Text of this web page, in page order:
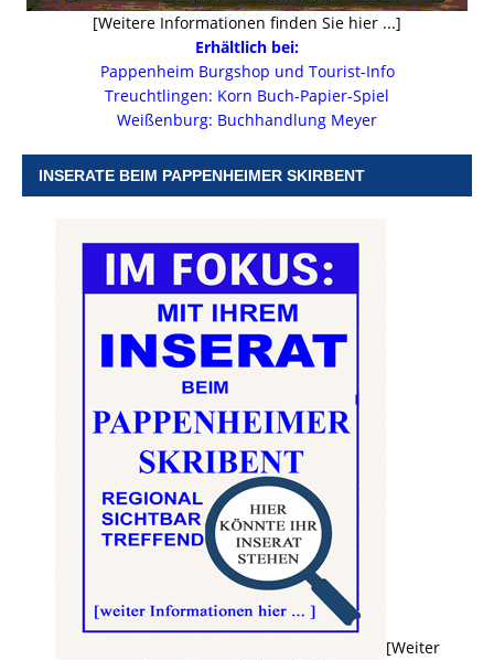
[Weitere Informationen finden Sie hier ...]
Erhältlich bei:
Pappenheim Burgshop und Tourist-Info
Treuchtlingen: Korn Buch-Papier-Spiel
Weißenburg: Buchhandlung Meyer
INSERATE BEIM PAPPENHEIMER SKIRBENT
[Weiter